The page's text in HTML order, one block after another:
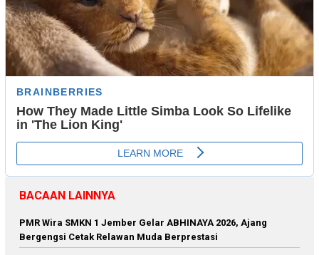
BACAAN LAINNYA
PMR Wira SMKN 1 Jember Gelar ABHINAYA 2026, Ajang
Bergengsi Cetak Relawan Muda Berprestasi